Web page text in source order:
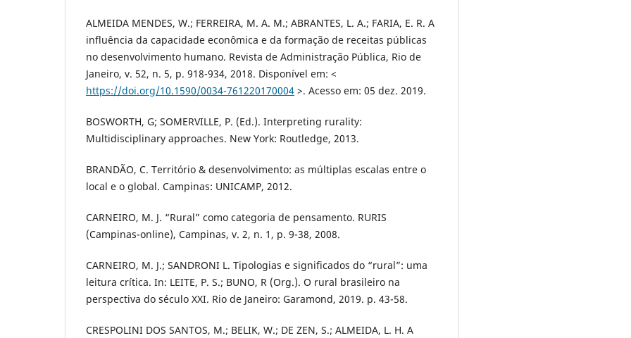
ALMEIDA MENDES, W.; FERREIRA, M. A. M.; ABRANTES, L. A.; FARIA, E. R. A
influência da capacidade econômica e da formação de receitas públicas
no desenvolvimento humano. Revista de Administração Pública, Rio de
Janeiro, v. 52, n. 5, p. 918-934, 2018. Disponível em: <
https://doi.org/10.1590/0034-761220170004 >. Acesso em: 05 dez. 2019.
BOSWORTH, G; SOMERVILLE, P. (Ed.). Interpreting rurality:
Multidisciplinary approaches. New York: Routledge, 2013.
BRANDÃO, C. Território & desenvolvimento: as múltiplas escalas entre o
local e o global. Campinas: UNICAMP, 2012.
CARNEIRO, M. J. “Rural” como categoria de pensamento. RURIS
(Campinas-online), Campinas, v. 2, n. 1, p. 9-38, 2008.
CARNEIRO, M. J.; SANDRONI L. Tipologias e significados do “rural”: uma
leitura crítica. In: LEITE, P. S.; BUNO, R (Org.). O rural brasileiro na
perspectiva do século XXI. Rio de Janeiro: Garamond, 2019. p. 43-58.
CRESPOLINI DOS SANTOS, M.; BELIK, W.; DE ZEN, S.; ALMEIDA, L. H. A